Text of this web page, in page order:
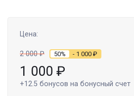
Цена:
2 000₽ 50% - 1 000 ₽
1 000 ₽
+12.5 бонусов на бонусный счет